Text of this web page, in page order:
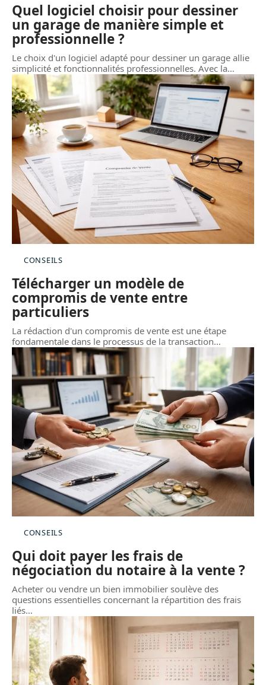
Quel logiciel choisir pour dessiner
un garage de manière simple et
professionnelle ?
Le choix d'un logiciel adapté pour dessiner un garage allie
simplicité et fonctionnalités professionnelles. Avec la…
CONSEILS
Télécharger un modèle de
compromis de vente entre
particuliers
La rédaction d'un compromis de vente est une étape
fondamentale dans le processus de la transaction…
CONSEILS
Qui doit payer les frais de
négociation du notaire à la vente ?
Acheter ou vendre un bien immobilier soulève des
questions essentielles concernant la répartition des frais
liés…